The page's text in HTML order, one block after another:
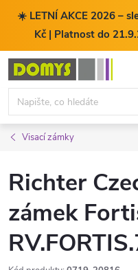
☀️ LETNÍ AKCE 2026 –
Kč | Platnost do
Přejít
obsah
Visací zámky
Richter
zámek